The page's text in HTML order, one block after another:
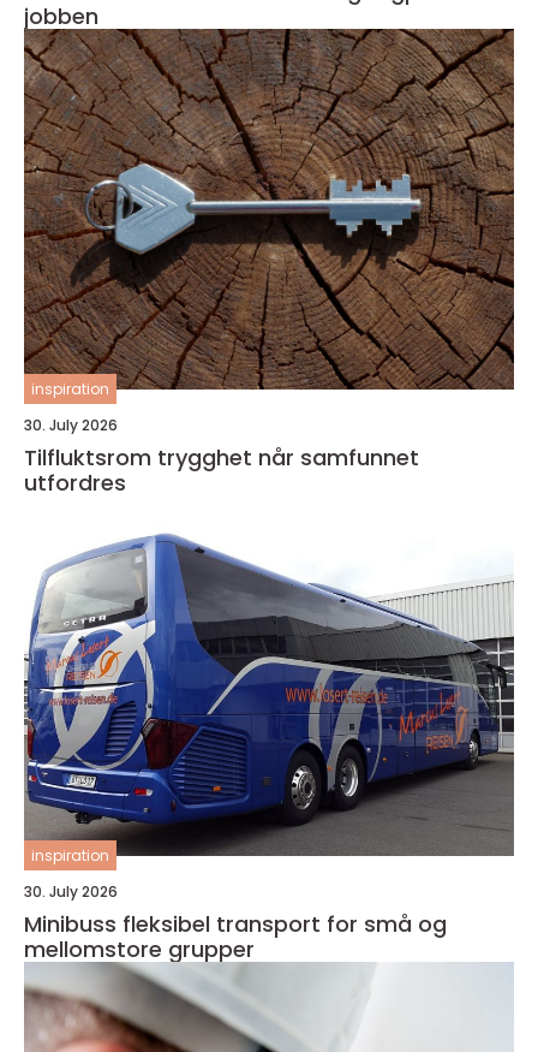
jobben
inspiration
30. July 2026
Tilfluktsrom trygghet når samfunnet
utfordres
inspiration
30. July 2026
Minibuss fleksibel transport for små og
mellomstore grupper